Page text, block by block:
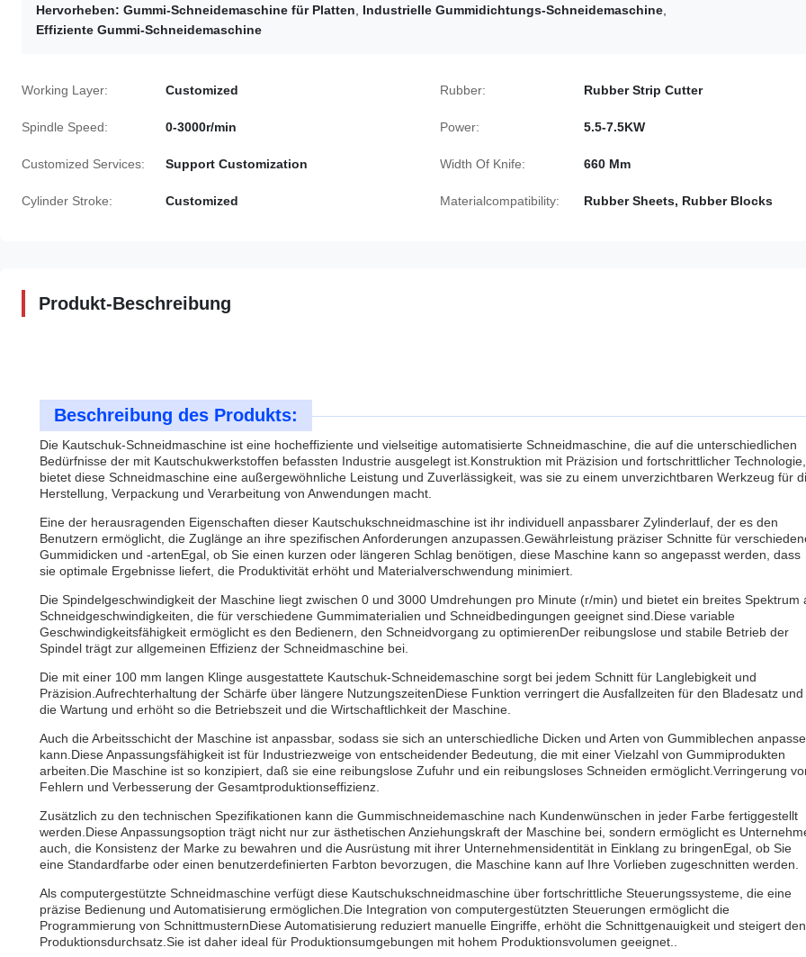
Hervorheben: Gummi-Schneidemaschine für Platten Industrielle Gummidichtungs-Schneidemaschine
Effiziente Gummi-Schneidemaschine
Working Layer: Customized Rubber: Rubber Strip Cutter
Spindle Speed: 0-3000r/min Power: 5.5-7.5KW
Customized Services: Support Customization Width Of Knife: 660 Mm
Cylinder Stroke: Customized Materialcompatibility: Rubber Sheets, Rubber Blocks
Produkt-Beschreibung
Beschreibung des Produkts:
Die Kautschuk-Schneidmaschine ist eine hocheffiziente und vielseitige automatisierte Schneidmaschine, die auf die unterschiedlichen
Bedürfnisse der mit Kautschukwerkstoffen befassten Industrie ausgelegt ist.Konstruktion mit Präzision und fortschrittlicher Technologie,
bietet diese Schneidmaschine eine außergewöhnliche Leistung und Zuverlässigkeit, was sie zu einem unverzichtbaren Werkzeug für
Herstellung, Verpackung und Verarbeitung von Anwendungen macht.
Eine der herausragenden Eigenschaften dieser Kautschukschneidmaschine ist ihr individuell anpassbarer Zylinderlauf, der es den
Benutzern ermöglicht, die Zuglänge an ihre spezifischen Anforderungen anzupassen.Gewährleistung präziser Schnitte für
Gummidicken und -artenEgal, ob Sie einen kurzen oder längeren Schlag benötigen, diese Maschine kann so angepasst werden, dass
sie optimale Ergebnisse liefert, die Produktivität erhöht und Materialverschwendung minimiert.
Die Spindelgeschwindigkeit der Maschine liegt zwischen 0 und 3000 Umdrehungen pro Minute (r/min) und bietet ein breites Spektrum
Schneidgeschwindigkeiten, die für verschiedene Gummimaterialien und Schneidbedingungen geeignet sind.Diese variable
Geschwindigkeitsfähigkeit ermöglicht es den Bedienern, den Schneidvorgang zu optimierenDer reibungslose und stabile Betrieb der
Spindel trägt zur allgemeinen Effizienz der Schneidmaschine bei.
Die mit einer 100 mm langen Klinge ausgestattete Kautschuk-Schneidemaschine sorgt bei jedem Schnitt für Langlebigkeit und
Präzision.Aufrechterhaltung der Schärfe über längere NutzungszeitenDiese Funktion verringert die Ausfallzeiten für den Bladesatz und
die Wartung und erhöht so die Betriebszeit und die Wirtschaftlichkeit der Maschine.
Auch die Arbeitsschicht der Maschine ist anpassbar, sodass sie sich an unterschiedliche Dicken und Arten von Gummiblechen
kann.Diese Anpassungsfähigkeit ist für Industriezweige von entscheidender Bedeutung, die mit einer Vielzahl von Gummiprodukten
arbeiten.Die Maschine ist so konzipiert, daß sie eine reibungslose Zufuhr und ein reibungsloses Schneiden ermöglicht.Verringerung
Fehlern und Verbesserung der Gesamtproduktionseffizienz.
Zusätzlich zu den technischen Spezifikationen kann die Gummischneidemaschine nach Kundenwünschen in jeder Farbe fertiggestellt
werden.Diese Anpassungsoption trägt nicht nur zur ästhetischen Anziehungskraft der Maschine bei, sondern ermöglicht es
auch, die Konsistenz der Marke zu bewahren und die Ausrüstung mit ihrer Unternehmensidentität in Einklang zu bringenEgal, ob Sie
eine Standardfarbe oder einen benutzerdefinierten Farbton bevorzugen, die Maschine kann auf Ihre Vorlieben zugeschnitten werden.
Als computergestützte Schneidmaschine verfügt diese Kautschukschneidmaschine über fortschrittliche Steuerungssysteme, die eine
präzise Bedienung und Automatisierung ermöglichen.Die Integration von computergestützten Steuerungen ermöglicht die
Programmierung von SchnittmusternDiese Automatisierung reduziert manuelle Eingriffe, erhöht die Schnittgenauigkeit und steigert den
Produktionsdurchsatz.Sie ist daher ideal für Produktionsumgebungen mit hohem Produktionsvolumen geeignet..